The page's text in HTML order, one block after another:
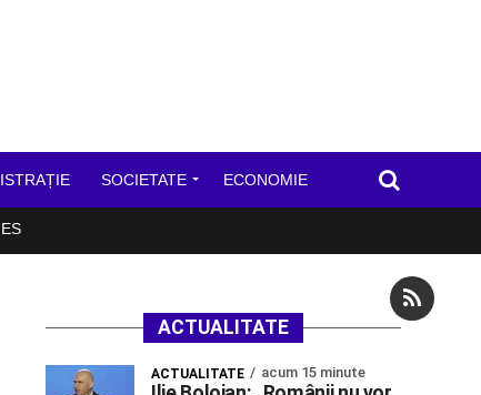
SOCIETATE ECONOMIE
ACTUALITATE
ACTUALITATE acum 15 minute